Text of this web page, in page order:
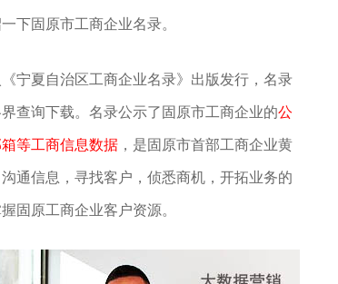
下固原市工商企业名录。
宁夏自治区工商企业名录》出版发行，名录
查询下载。名录公示了固原市工商企业的公
等工商信息数据 ，是固原市首部工商企业黄
通信息，寻找客户，侦悉商机，开拓业务的
固原工商企业客户资源。